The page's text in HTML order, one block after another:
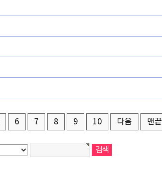
6 7 8 9 10 다음 맨끝